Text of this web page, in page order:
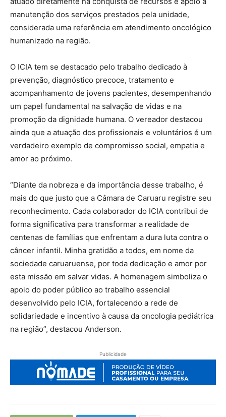
manutenção dos serviços prestados pela unidade,
considerada uma referência em atendimento oncológico
humanizado na região.
O ICIA tem se destacado pelo trabalho dedicado à
prevenção, diagnóstico precoce, tratamento e
acompanhamento de jovens pacientes, desempenhando
um papel fundamental na salvação de vidas e na
promoção da dignidade humana. O vereador destacou
ainda que a atuação dos profissionais e voluntários é um
verdadeiro exemplo de compromisso social, empatia e
amor ao próximo.
“Diante da nobreza e da importância desse trabalho, é
mais do que justo que a Câmara de Caruaru registre seu
reconhecimento. Cada colaborador do ICIA contribui de
forma significativa para transformar a realidade de
centenas de famílias que enfrentam a dura luta contra o
câncer infantil. Minha gratidão a todos, em nome da
sociedade caruaruense, por toda dedicação e amor por
esta missão em salvar vidas. A homenagem simboliza o
apoio do poder público ao trabalho essencial
desenvolvido pelo ICIA, fortalecendo a rede de
solidariedade e incentivo à causa da oncologia pediátrica
na região”, destacou Anderson.
Publicidade